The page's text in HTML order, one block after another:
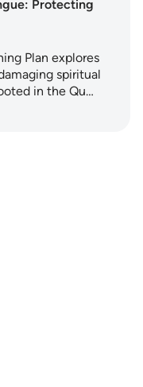
Protecting
Plan explores
spiritual
in the Qu…